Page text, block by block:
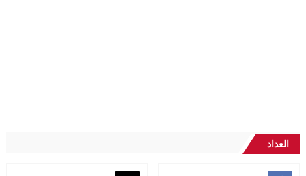
العداد